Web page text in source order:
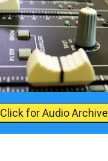
Click for Audio Archive